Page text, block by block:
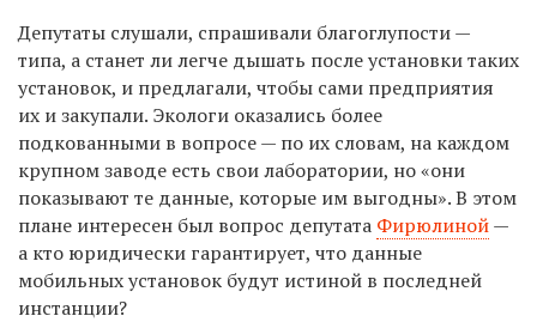
Депутаты слушали, спрашивали благоглупости —
типа, а станет ли легче дышать после установки таких
установок, и предлагали, чтобы сами предприятия
их и закупали. Экологи оказались более
подкованными в вопросе — по их словам, на каждом
крупном заводе есть свои лаборатории, но «они
показывают те данные, которые им выгодны». В этом
плане интересен был вопрос депутата Фирюлиной—
а кто юридически гарантирует, что данные
мобильных установок будут истиной в последней
инстанции?